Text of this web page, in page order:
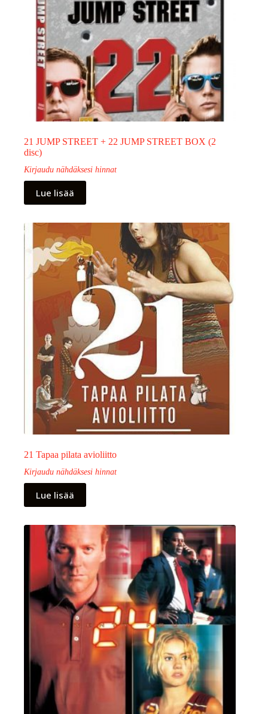
21 JUMP STREET + 22 JUMP STREET BOX (2
disc)
Kirjaudu nähdäksesi hinnat
Lue lisää
21 Tapaa pilata avioliitto
Kirjaudu nähdäksesi hinnat
Lue lisää